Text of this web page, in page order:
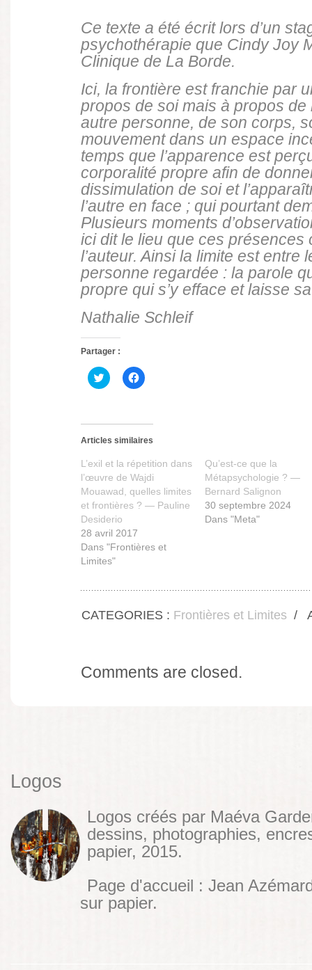
Ce texte a été écrit lors d’un
psychothérapie que Cindy Joy
Clinique de La Borde.
Ici, la frontière est franchie par
propos de soi mais à propos de
autre personne, de son corps,
mouvement dans un espace
temps que l’apparence est
corporalité propre afin de
dissimulation de soi et
l’autre en face ; qui pourtant
Plusieurs moments
ici dit le lieu que ces présences
l’auteur. Ainsi la limite est entre
personne regardée : la parole
propre qui s’y efface et laisse
Nathalie Schleif
Partager :
Cliquez
pour
dans
nouvelle
Cliquez
pour
dans
nouvelle
Articles similaires
L’exil et la répetition dans
l’œuvre de Wajdi
Mouawad, quelles limites
et frontières ? — Pauline
Desiderio
28 avril 2017
Dans "Frontières et
Limites"
Qu’est-ce que la
Métapsychologie ? —
Bernard Salignon
30 septembre 2024
Dans "Meta"
CATEGORIES : Frontières et Limites /
Comments are closed.
Logos
Logos créés par Maéva
dessins, photographies,
papier, 2015.
Page d'accueil : Jean
sur papier.